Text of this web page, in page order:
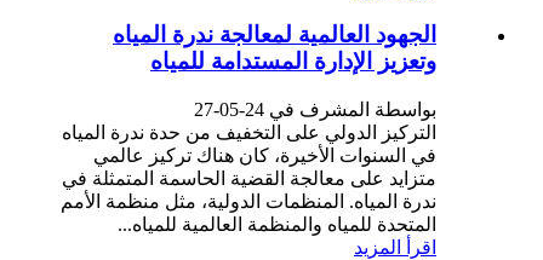
الجهود العالمية لمعالجة ندرة المياه
وتعزيز الإدارة المستدامة للمياه
بواسطة المشرف في 24-05-27
التركيز الدولي على التخفيف من حدة ندرة المياه
في السنوات الأخيرة، كان هناك تركيز عالمي
متزايد على معالجة القضية الحاسمة المتمثلة في
ندرة المياه. المنظمات الدولية، مثل منظمة الأمم
المتحدة للمياه والمنظمة العالمية للمياه...
اقرأ المزيد